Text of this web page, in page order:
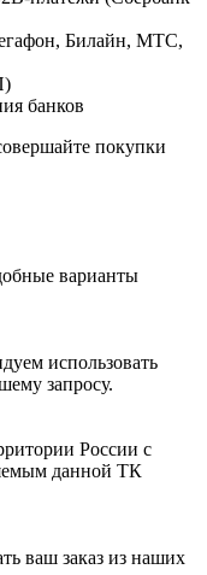
Билайн, МТС,
банков
покупки
варианты
использовать
запросу.
России с
данной ТК
ваш заказ из наших